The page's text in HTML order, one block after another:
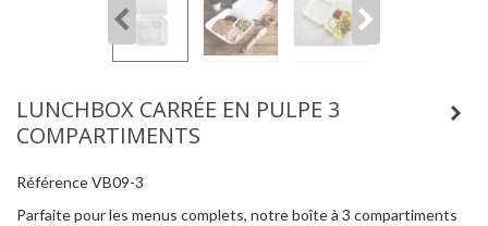
LUNCHBOX CARRÉE EN PULPE 3
COMPARTIMENTS
RéférenceVB09-3
Parfaite pour les menus complets, notre boîte à 3 compartiments